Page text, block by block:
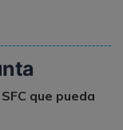
que pueda